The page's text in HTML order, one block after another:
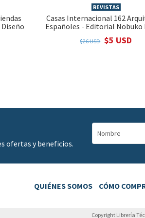
REVISTAS
Casas Internacional 162
Españoles - Editorial Nobuko
$26 USD $5 USD
ofertas y beneficios.
QUIÉNES SOMOS CÓMO
Copyright Librería